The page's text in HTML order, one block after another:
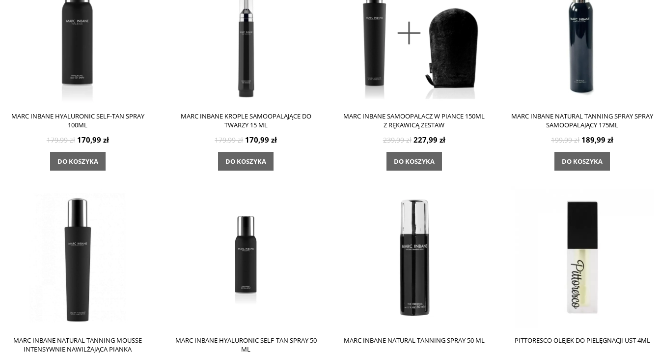
MARC INBANE HYALURONIC SELF-TAN SPRAY
100ML
179,99 zł 170,99 zł
DO KOSZYKA
MARC INBANE KROPLE SAMOOPALAJĄCE DO
TWARZY 15 ML
179,99 zł 170,99 zł
DO KOSZYKA
MARC INBANE SAMOOPALACZ W PIANCE 150ML
Z RĘKAWICĄ ZESTAW
239,99 zł 227,99 zł
DO KOSZYKA
MARC INBANE NATURAL TANNING SPRAY SPRAY
SAMOOPALAJĄCY 175ML
199,99 zł 189,99 zł
DO KOSZYKA
MARC INBANE NATURAL TANNING MOUSSE
INTENSYWNIE NAWILŻAJĄCA PIANKA
MARC INBANE HYALURONIC SELF-TAN SPRAY 50
ML
MARC INBANE NATURAL TANNING SPRAY 50 ML PITTORESCO OLEJEK DO PIELĘGNACJI UST 4ML